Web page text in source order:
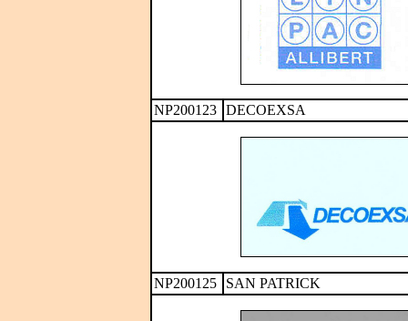
NP200123 DECOEXSA
NP200125 SAN PATRICK